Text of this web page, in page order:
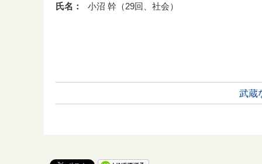
氏名：
小沼 幹（29回、社会）
武蔵